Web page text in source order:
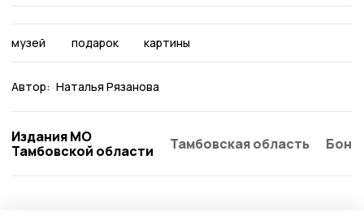
музей подарок картины
Автор: Наталья Рязанова
Издания МО
Тамбовской области
Тамбовская область